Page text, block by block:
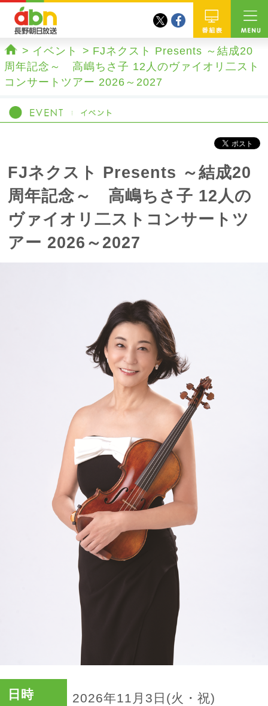
番組
twitterfacebook
ホーム
イベント
FJネクスト Presents ～結成20
周年記念～ 高嶋ちさ子 12人のヴァイオリ二スト
コンサートツアー 2026～2027
FJネクスト Presents ～結成20
周年記念～ 高嶋ちさ子 12人の
ヴァイオリ二ストコンサートツ
アー 2026～2027
日時
2026年11月3日(火・祝)